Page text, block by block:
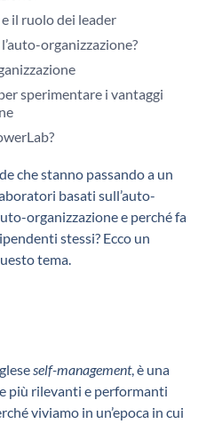
il ruolo dei leader
organizzazione?
sperimentare i vantaggi
che stanno passando a un
basati sull’auto-
organizzazione e perché fa
stessi? Ecco un
tema.
self-management, è una
più rilevanti e performanti
viviamo in un’epoca in cui